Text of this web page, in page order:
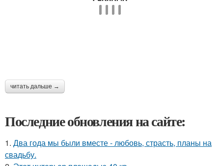
читать дальше →
Последние обновления на сайте:
1. Два года мы были вместе - любовь, страсть, планы на
свадьбу.